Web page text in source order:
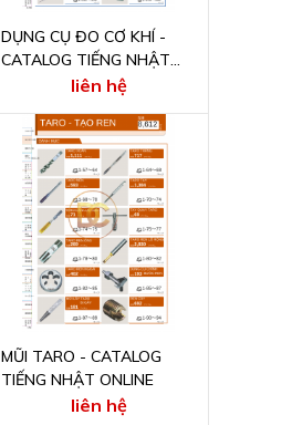
DỤNG CỤ ĐO CƠ KHÍ -
CATALOG TIẾNG NHẬT
liên hệ
MŨI TARO - CATALOG
TIẾNG NHẬT ONLINE
liên hệ